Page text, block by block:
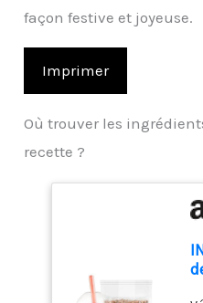
façon festive et joyeuse.
Imprimer
Où trouver les
recette ?